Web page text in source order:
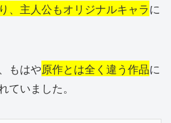
、主人公もオリジナルキャラに
もはや原作とは全く違う作品に
ていました。